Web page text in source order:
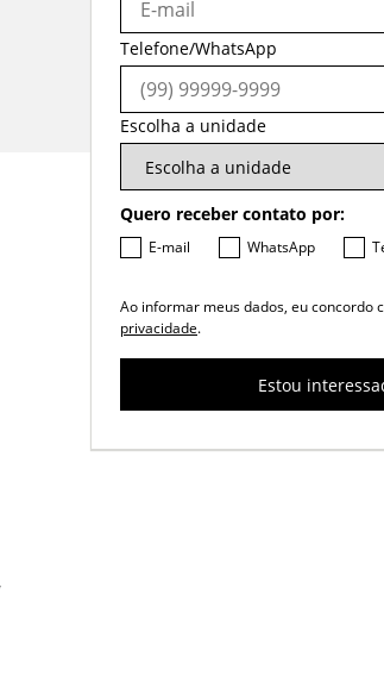
Telefone/WhatsApp
Escolha a unidade
Quero receber contato por:
E-mail WhatsApp
Ao informar meus dados, eu concordo
privacidade.
Estou